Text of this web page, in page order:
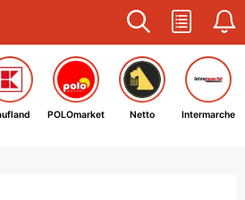
POLOmarket Netto Intermarche